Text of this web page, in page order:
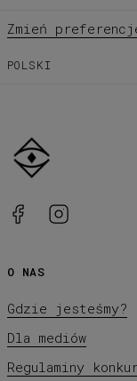
Zmień
POLSKI
O NAS
Gdzie jesteśmy?
Dla mediów
Regulaminy